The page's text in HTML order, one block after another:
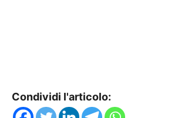
Condividi l'articolo: